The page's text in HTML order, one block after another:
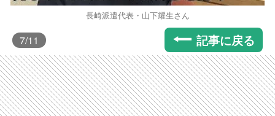
長崎派遣代表・山下耀生さん
7/11 記事に戻る